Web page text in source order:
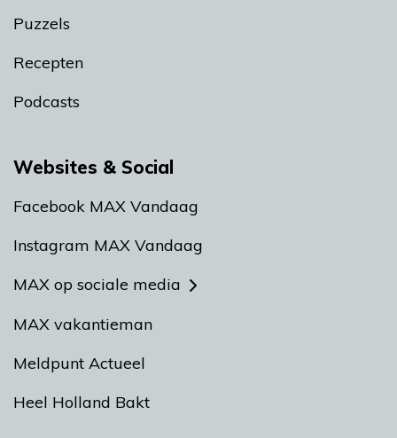
Puzzels
Recepten
Podcasts
Websites & Social
Facebook MAX Vandaag
Instagram MAX Vandaag
MAX op sociale media
MAX vakantieman
Meldpunt Actueel
Heel Holland Bakt